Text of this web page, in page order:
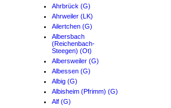
Ahrbrück (G)
Ahrweiler (LK)
Ailertchen (G)
Albersbach
(Reichenbach-
Steegen) (Ot)
Albersweiler (G)
Albessen (G)
Albig (G)
Albisheim (Pfrimm) (G)
Alf (G)